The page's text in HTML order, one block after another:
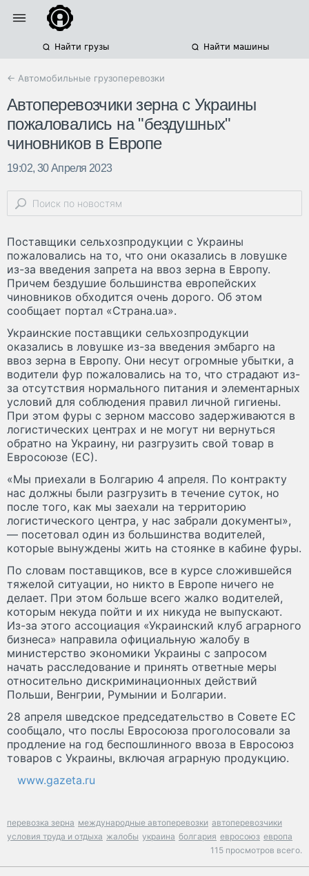
Найти грузы Найти машины
← Автомобильные грузоперевозки
Автоперевозчики зерна с Украины
пожаловались на "бездушных"
чиновников в Европе
19:02, 30 Апреля 2023
Поставщики сельхозпродукции с Украины
пожаловались на то, что они оказались в ловушке
из-за введения запрета на ввоз зерна в Европу.
Причем бездушие большинства европейских
чиновников обходится очень дорого. Об этом
сообщает портал «Страна.ua».
Украинские поставщики сельхозпродукции
оказались в ловушке из-за введения эмбарго на
ввоз зерна в Европу. Они несут огромные убытки, а
водители фур пожаловались на то, что страдают из-
за отсутствия нормального питания и элементарных
условий для соблюдения правил личной гигиены.
При этом фуры с зерном массово задерживаются в
логистических центрах и не могут ни вернуться
обратно на Украину, ни разгрузить свой товар в
Евросоюзе (ЕС).
«Мы приехали в Болгарию 4 апреля. По контракту
нас должны были разгрузить в течение суток, но
после того, как мы заехали на территорию
логистического центра, у нас забрали документы»,
— посетовал один из большинства водителей,
которые вынуждены жить на стоянке в кабине фуры.
По словам поставщиков, все в курсе сложившейся
тяжелой ситуации, но никто в Европе ничего не
делает. При этом больше всего жалко водителей,
которым некуда пойти и их никуда не выпускают.
Из-за этого ассоциация «Украинский клуб аграрного
бизнеса» направила официальную жалобу в
министерство экономики Украины с запросом
начать расследование и принять ответные меры
относительно дискриминационных действий
Польши, Венгрии, Румынии и Болгарии.
28 апреля шведское председательство в Совете ЕС
сообщало, что послы Евросоюза проголосовали за
продление на год беспошлинного ввоза в Евросоюз
товаров с Украины, включая аграрную продукцию.
www.gazeta.ru
перевозка зерна международные автоперевозки автоперевозчики
условия труда и отдыха жалобы украина болгария евросоюз европа
115 просмотров всего.